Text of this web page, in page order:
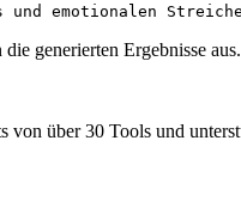
emotionalen
generierten Ergebnisse aus.
über 30 Tools und